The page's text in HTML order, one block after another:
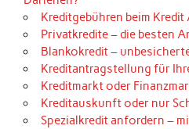
Kreditgebühren beim
Privatkredite – die besten
Blankokredit –
Kreditantragstellung für
Kreditmarkt oder
Kreditauskunft oder nur
Spezialkredit anfordern –